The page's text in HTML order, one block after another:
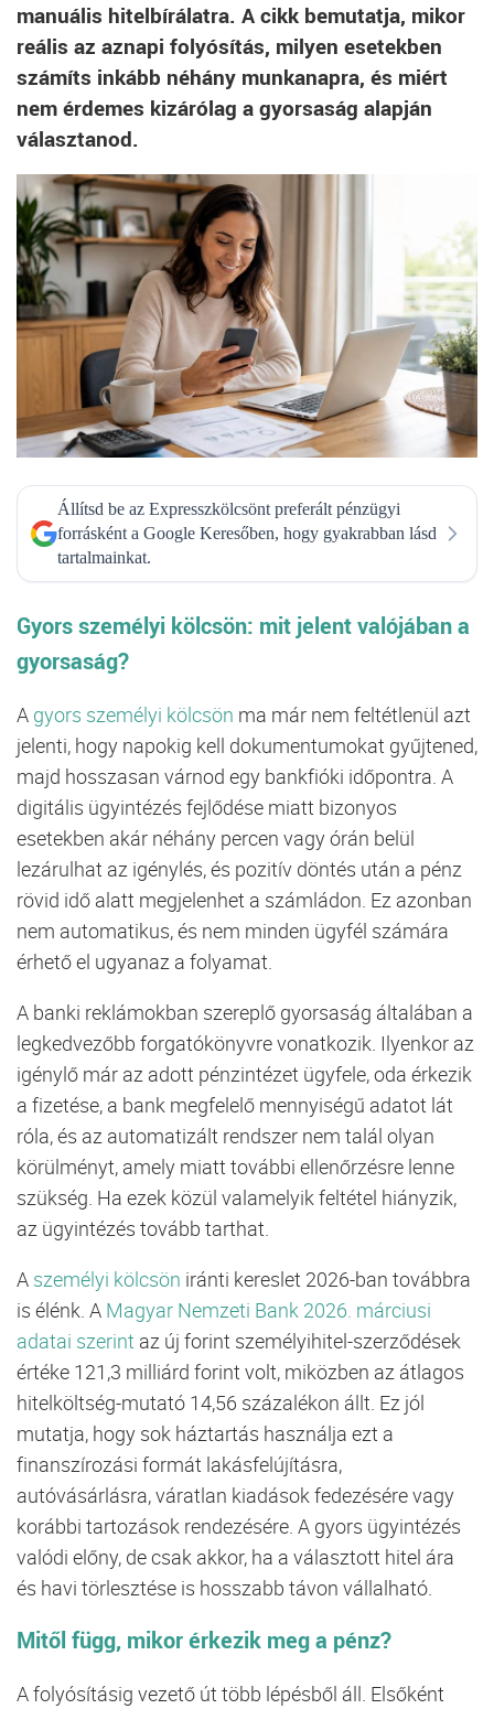
manuális hitelbírálatra. A cikk bemutatja, mikor
reális az aznapi folyósítás, milyen esetekben
számíts inkább néhány munkanapra, és miért
nem érdemes kizárólag a gyorsaság alapján
választanod.
Állítsd be az Expresszkölcsönt preferált pénzügyi
forrásként a Google Keresőben, hogy gyakrabban lásd
tartalmainkat.
Gyors személyi kölcsön: mit jelent valójában a
gyorsaság?
A gyors személyi kölcsön ma már nem feltétlenül azt
jelenti, hogy napokig kell dokumentumokat gyűjtened,
majd hosszasan várnod egy bankfióki időpontra. A
digitális ügyintézés fejlődése miatt bizonyos
esetekben akár néhány percen vagy órán belül
lezárulhat az igénylés, és pozitív döntés után a pénz
rövid idő alatt megjelenhet a számládon. Ez azonban
nem automatikus, és nem minden ügyfél számára
érhető el ugyanaz a folyamat.
A banki reklámokban szereplő gyorsaság általában a
legkedvezőbb forgatókönyvre vonatkozik. Ilyenkor az
igénylő már az adott pénzintézet ügyfele, oda érkezik
a fizetése, a bank megfelelő mennyiségű adatot lát
róla, és az automatizált rendszer nem talál olyan
körülményt, amely miatt további ellenőrzésre lenne
szükség. Ha ezek közül valamelyik feltétel hiányzik,
az ügyintézés tovább tarthat.
A személyi kölcsön iránti kereslet 2026-ban továbbra
is élénk. A Magyar Nemzeti Bank 2026. márciusi
adatai szerint az új forint személyihitel-szerződések
értéke 121,3 milliárd forint volt, miközben az átlagos
hitelköltség-mutató 14,56 százalékon állt. Ez jól
mutatja, hogy sok háztartás használja ezt a
finanszírozási formát lakásfelújításra,
autóvásárlásra, váratlan kiadások fedezésére vagy
korábbi tartozások rendezésére. A gyors ügyintézés
valódi előny, de csak akkor, ha a választott hitel ára
és havi törlesztése is hosszabb távon vállalható.
Mitől függ, mikor érkezik meg a pénz?
A folyósításig vezető út több lépésből áll. Elsőként